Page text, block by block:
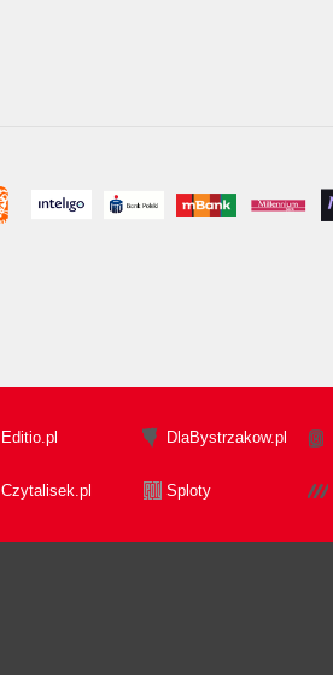
Editio.pl DlaBystrzakow.pl
Czytalisek.pl Sploty